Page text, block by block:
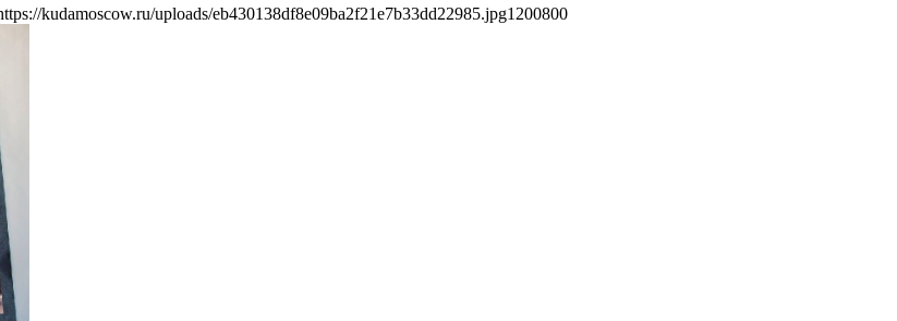
kudamoscow.ru/uploads/eb430138df8e09ba2f21e7b33dd22985.jpg1200800